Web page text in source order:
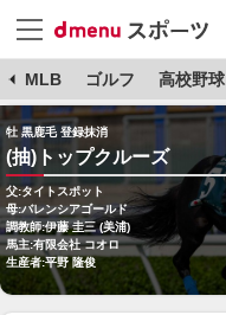
MLB ゴルフ 高校野球
牡 黒鹿毛 登録抹消
(抽)トップクルーズ
父:タイトスポット
母:バレンシアゴールド
調教師:伊藤 圭三 (美浦)
馬主:有限会社 コオロ
生産者:平野 隆俊